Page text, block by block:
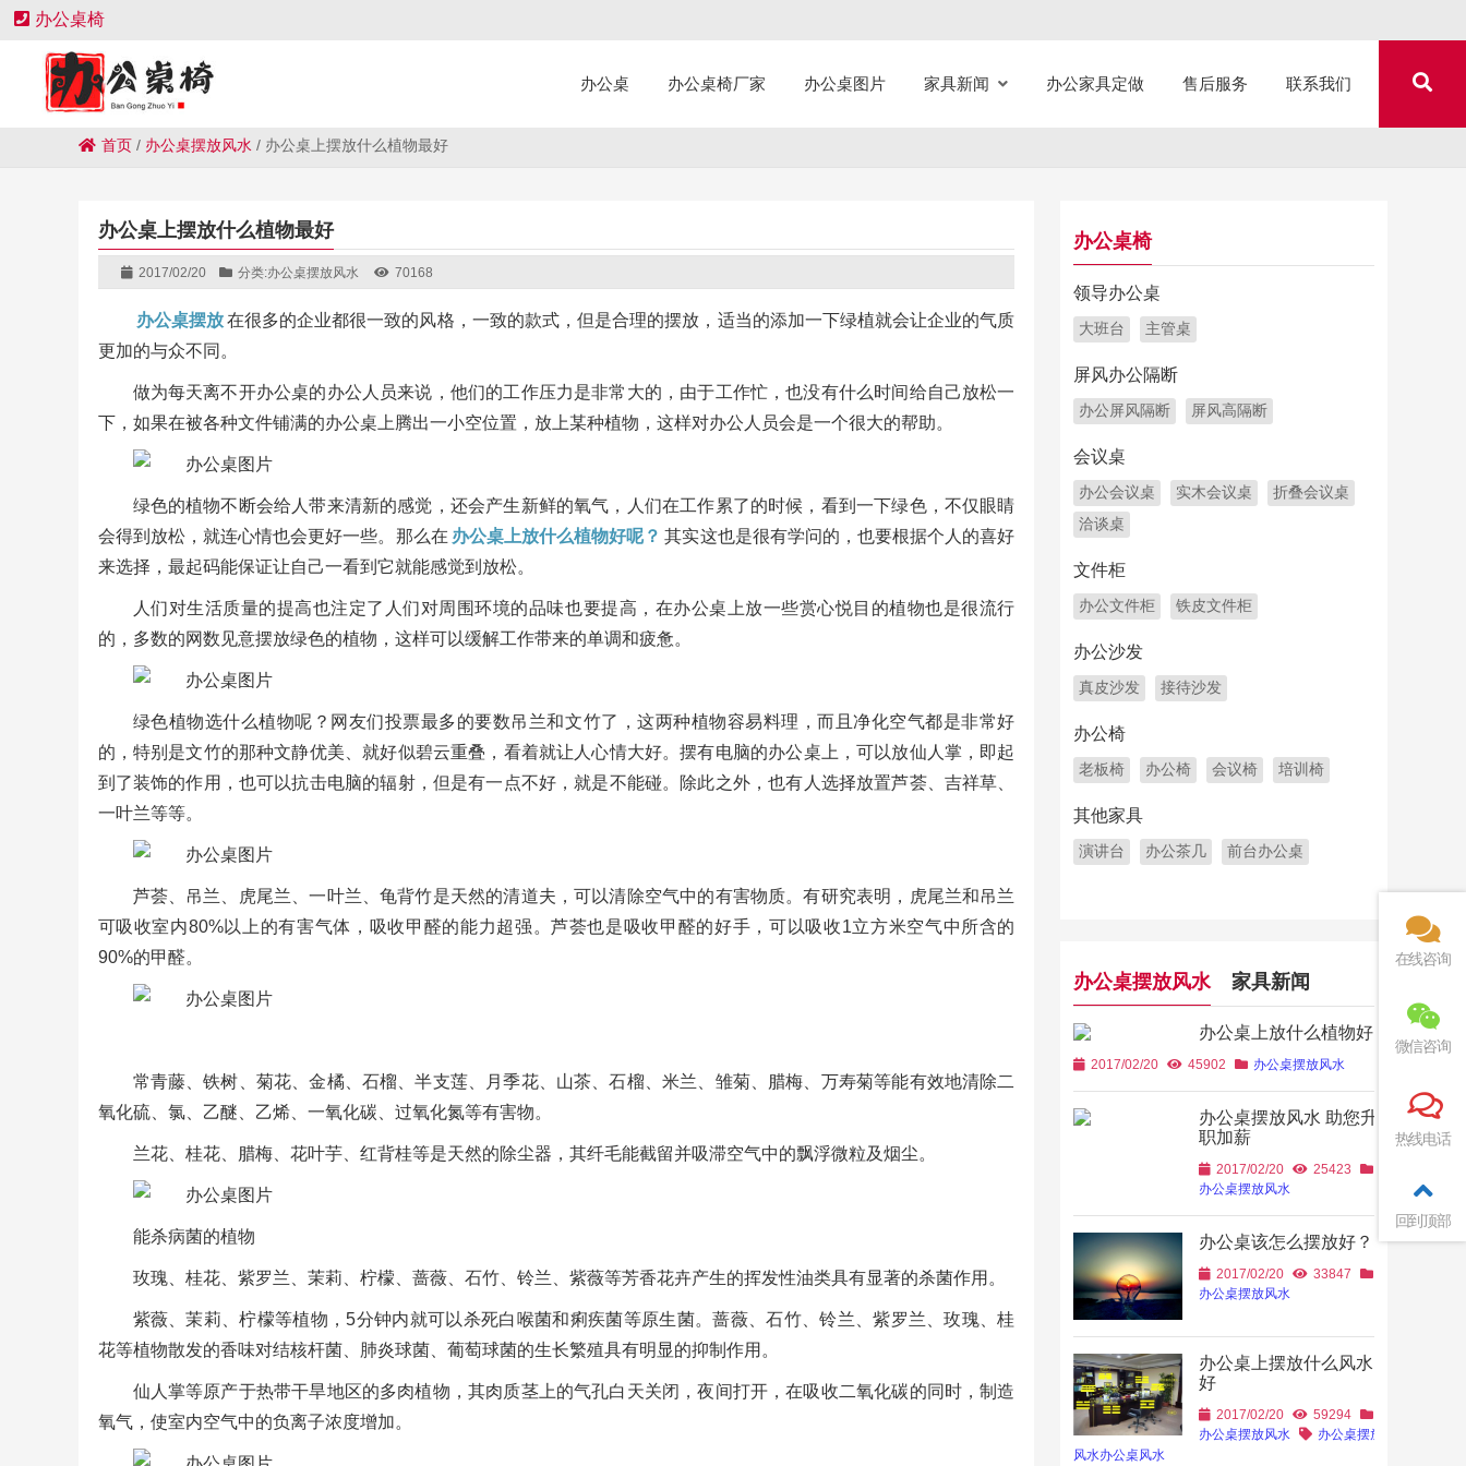
办公桌椅
办公桌 办公桌椅厂家 办公桌图片 家具新闻 办公家具定做 售后服务 联系我们
首页 / 办公桌摆放风水 / 办公桌上摆放什么植物最好
办公桌上摆放什么植物最好
2017/02/20 分类:办公桌摆放风水 70168
办公桌摆放在很多的企业都很一致的风格，一致的款式，但是合理的摆放，适当的添加一下绿植就会让企业的气质
更加的与众不同。
做为每天离不开办公桌的办公人员来说，他们的工作压力是非常大的，由于工作忙，也没有什么时间给自己放松一
下，如果在被各种文件铺满的办公桌上腾出一小空位置，放上某种植物，这样对办公人员会是一个很大的帮助。
绿色的植物不断会给人带来清新的感觉，还会产生新鲜的氧气，人们在工作累了的时候，看到一下绿色，不仅眼睛
会得到放松，就连心情也会更好一些。那么在 办公桌上放什么植物好呢？ 其实这也是很有学问的，也要根据个人的喜好
来选择，最起码能保证让自己一看到它就能感觉到放松。
人们对生活质量的提高也注定了人们对周围环境的品味也要提高，在办公桌上放一些赏心悦目的植物也是很流行
的，多数的网数见意摆放绿色的植物，这样可以缓解工作带来的单调和疲惫。
绿色植物选什么植物呢？网友们投票最多的要数吊兰和文竹了，这两种植物容易料理，而且净化空气都是非常好
的，特别是文竹的那种文静优美、就好似碧云重叠，看着就让人心情大好。摆有电脑的办公桌上，可以放仙人掌，即起
到了装饰的作用，也可以抗击电脑的辐射，但是有一点不好，就是不能碰。除此之外，也有人选择放置芦荟、吉祥草、
一叶兰等等。
芦荟、吊兰、虎尾兰、一叶兰、龟背竹是天然的清道夫，可以清除空气中的有害物质。有研究表明，虎尾兰和吊兰
可吸收室内80%以上的有害气体，吸收甲醛的能力超强。芦荟也是吸收甲醛的好手，可以吸收1立方米空气中所含的
90%的甲醛。
常青藤、铁树、菊花、金橘、石榴、半支莲、月季花、山茶、石榴、米兰、雏菊、腊梅、万寿菊等能有效地清除二
氧化硫、氯、乙醚、乙烯、一氧化碳、过氧化氮等有害物。
兰花、桂花、腊梅、花叶芋、红背桂等是天然的除尘器，其纤毛能截留并吸滞空气中的飘浮微粒及烟尘。
能杀病菌的植物
玫瑰、桂花、紫罗兰、茉莉、柠檬、蔷薇、石竹、铃兰、紫薇等芳香花卉产生的挥发性油类具有显著的杀菌作用。
紫薇、茉莉、柠檬等植物，5分钟内就可以杀死白喉菌和痢疾菌等原生菌。蔷薇、石竹、铃兰、紫罗兰、玫瑰、桂
花等植物散发的香味对结核杆菌、肺炎球菌、葡萄球菌的生长繁殖具有明显的抑制作用。
仙人掌等原产于热带干旱地区的多肉植物，其肉质茎上的气孔白天关闭，夜间打开，在吸收二氧化碳的同时，制造
氧气，使室内空气中的负离子浓度增加。
办公桌椅
领导办公桌
大班台 主管桌
屏风办公隔断
办公屏风隔断 屏风高隔断
会议桌
办公会议桌 实木会议桌
折叠会议桌
洽谈桌
文件柜
办公文件柜 铁皮文件柜
办公沙发
真皮沙发 接待沙发
办公椅
老板椅 办公椅 会议椅 培训椅
其他家具
演讲台 办公茶几 前台办公桌
办公桌摆放风水 家具新闻
办公桌上放什么植物好
2017/02/20 45902 办公桌摆放风水
办公桌摆放风水 助您升
职加薪
2017/02/20
25423
办公桌摆放风水
办公桌该怎么摆放好？
2017/02/20
33847
办公桌摆放风水
办公桌上摆放什么风水
好
2017/02/20
59294
办公桌摆放风水
办公桌摆放
风水办公桌风水
在线咨询
微信咨询
热线电话
回到顶部